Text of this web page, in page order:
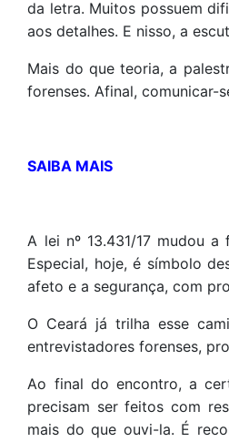
da letra. Muitos possuem
aos detalhes. E nisso, a
Mais do que teoria, a
forenses. Afinal, comunicar-
SAIBA MAIS
A lei nº 13.431/17 mudou
Especial, hoje, é símbolo
afeto e a segurança, com
O Ceará já trilha esse
entrevistadores forenses,
Ao final do encontro, a
precisam ser feitos com
mais do que ouvi-la. É